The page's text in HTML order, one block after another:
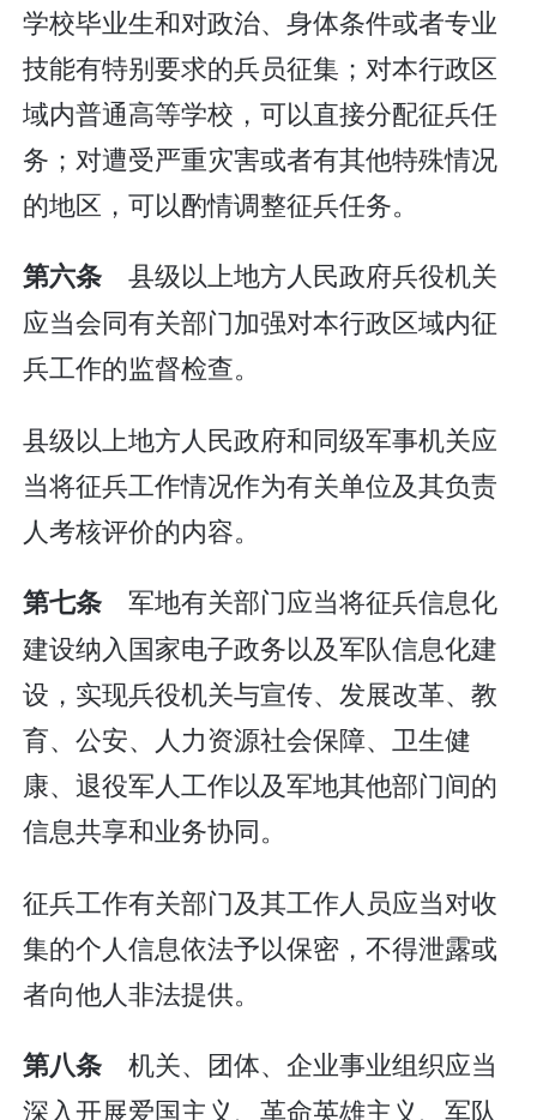
学校毕业生和对政治、身体条件或者专业
技能有特别要求的兵员征集；对本行政区
域内普通高等学校，可以直接分配征兵任
务；对遭受严重灾害或者有其他特殊情况
的地区，可以酌情调整征兵任务。
第六条 县级以上地方人民政府兵役机关
应当会同有关部门加强对本行政区域内征
兵工作的监督检查。
县级以上地方人民政府和同级军事机关应
当将征兵工作情况作为有关单位及其负责
人考核评价的内容。
第七条 军地有关部门应当将征兵信息化
建设纳入国家电子政务以及军队信息化建
设，实现兵役机关与宣传、发展改革、教
育、公安、人力资源社会保障、卫生健
康、退役军人工作以及军地其他部门间的
信息共享和业务协同。
征兵工作有关部门及其工作人员应当对收
集的个人信息依法予以保密，不得泄露或
者向他人非法提供。
第八条 机关、团体、企业事业组织应当
深入开展爱国主义、革命英雄主义、军队